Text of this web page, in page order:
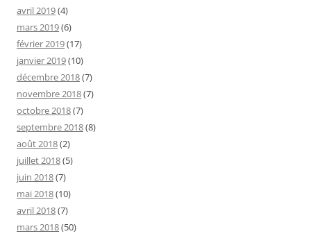
avril 2019(4)
mars 2019(6)
février 2019(17)
janvier 2019(10)
décembre 2018(7)
novembre 2018(7)
octobre 2018(7)
septembre 2018(8)
août 2018(2)
juillet 2018(5)
juin 2018(7)
mai 2018(10)
avril 2018(7)
mars 2018(50)